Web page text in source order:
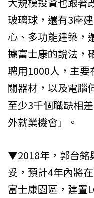
玻璃球，還有3座
心、多功能建築，
據富士康的說法，
聘用1000人，主
關器材，以及電腦
至少3千個職缺相
外就業機會」。
▼2018年，郭台銘
妥，預計4年內將
富士康園區，建置